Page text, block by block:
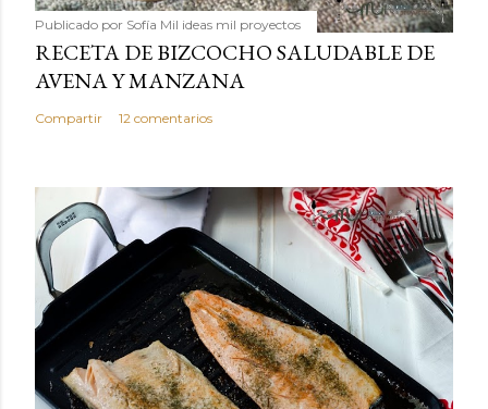
Publicado por Sofía Mil ideas mil proyectos
RECETA DE BIZCOCHO SALUDABLE DE
AVENA Y MANZANA
Compartir 12 comentarios